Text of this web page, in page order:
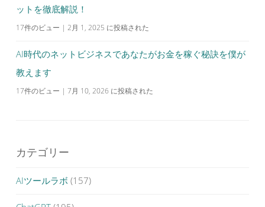
ットを徹底解説！
17件のビュー | 2月 1, 2025 に投稿された
AI時代のネットビジネスであなたがお金を稼ぐ秘訣を僕が
教えます
17件のビュー | 7月 10, 2026 に投稿された
カテゴリー
AIツールラボ (157)